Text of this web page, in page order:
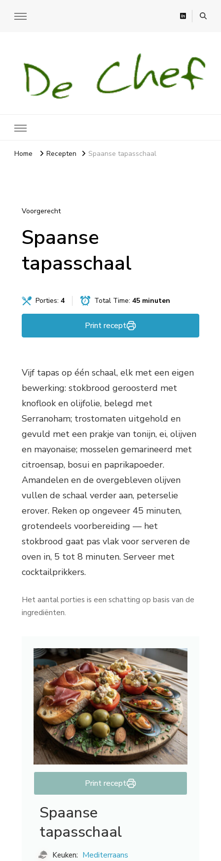
Home Recepten Spaanse tapasschaal
Voorgerecht
Spaanse
tapasschaal
Porties: 4 Total Time: 45 minuten
Print recept
Vijf tapas op één schaal, elk met een eigen
bewerking: stokbrood geroosterd met
knoflook en olijfolie, belegd met
Serranoham; trostomaten uitgehold en
gevuld met een prakje van tonijn, ei, olijven
en mayonaise; mosselen gemarineerd met
citroensap, bosui en paprikapoeder.
Amandelen en de overgebleven olijven
vullen de schaal verder aan, peterselie
erover. Reken op ongeveer 45 minuten,
grotendeels voorbereiding — het
stokbrood gaat pas vlak voor serveren de
oven in, 5 tot 8 minuten. Serveer met
cocktailprikkers.
Het aantal porties is een schatting op basis van de
ingrediënten.
Print recept
Spaanse
tapasschaal
Keuken: Mediterraans